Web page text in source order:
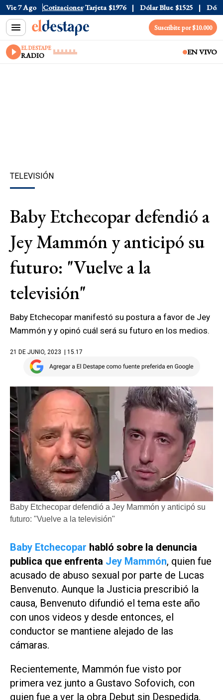
Vie 7 Ago Cotizaciones
$1520 Dólar Tarjeta $1976 Dólar Blue $1525 Dólar
Suscribite por $10.000
EL DESTAPE
RADIO EN VIVO
TELEVISIÓN
Baby Etchecopar defendió a
Jey Mammón y anticipó su
futuro: "Vuelve a la
televisión"
Baby Etchecopar manifestó su postura a favor de Jey
Mammón y y opinó cuál será su futuro en los medios.
21 DE JUNIO, 2023 | 15.17
Baby Etchecopar defendió a Jey Mammón y anticipó su
futuro: "Vuelve a la televisión"
Baby Etchecopar habló sobre la denuncia
publica que enfrenta Jey Mammón, quien fue
acusado de abuso sexual por parte de Lucas
Benvenuto. Aunque la Justicia prescribió la
causa, Benvenuto difundió el tema este año
con unos videos y desde entonces, el
conductor se mantiene alejado de las
cámaras.
Recientemente, Mammón fue visto por
primera vez junto a Gustavo Sofovich, con
quien fue a ver la obra Debut sin Despedida,